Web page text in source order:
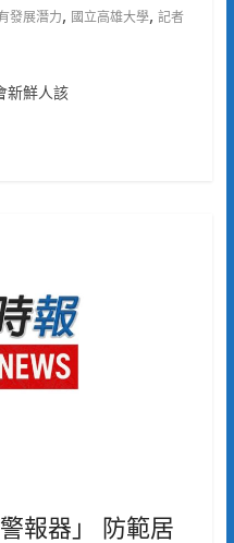
發展潛力, 國立高雄大學, 記者
新鮮人該
報器」 防範居